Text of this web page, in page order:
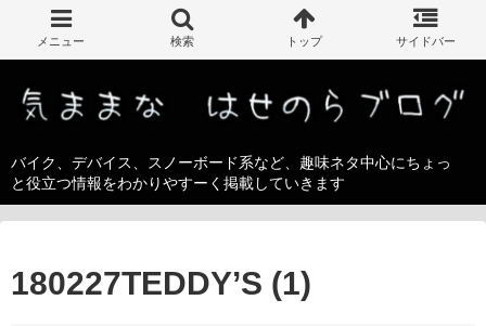
バイク、デバイス、スノーボード系など、趣味ネタ中心にちょっ
と役立つ情報をわかりやすーく掲載していきます
180227TEDDY’S (1)